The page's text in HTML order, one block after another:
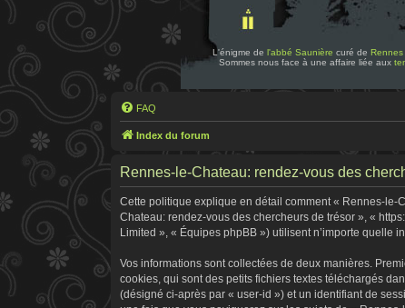
L'énigme de l'abbé Saunière curé de Rennes
Sommes nous face à une affaire liée aux
FAQ
Index du forum
Rennes-le-Chateau: rendez-vous des
Cette politique explique en détail comment « Rennes-le-
Chateau: rendez-vous des chercheurs de trésor », «
Limited », « Équipes phpBB ») utilisent n’importe quelle
Vos informations sont collectées de deux manières.
cookies, qui sont des petits fichiers textes téléchargés
(désigné ci-après par « user-id ») et un identifiant de